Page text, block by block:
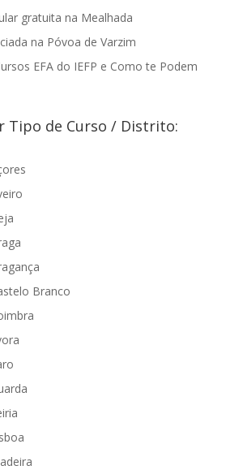
gratuita na Mealhada
na Póvoa de Varzim
EFA do IEFP e Como te Podem
Tipo de Curso / Distrito:
Branco